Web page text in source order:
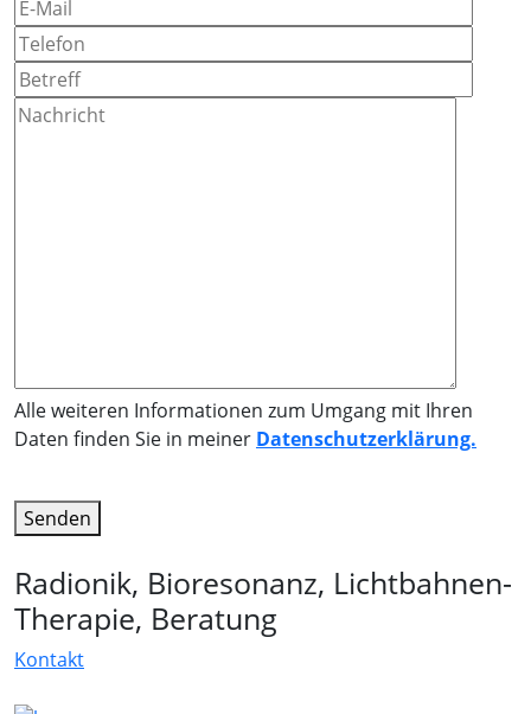
Alle weiteren Informationen zum Umgang mit Ihren
Daten finden Sie in meiner Datenschutzerklärung.
Senden
Radionik, Bioresonanz, Lichtbahnen-
Therapie, Beratung
Kontakt